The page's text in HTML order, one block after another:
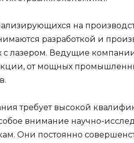
на
разработкой и
лазером. Ведущие
от мощных
требует высокой
внимание научно-
Они постоянно